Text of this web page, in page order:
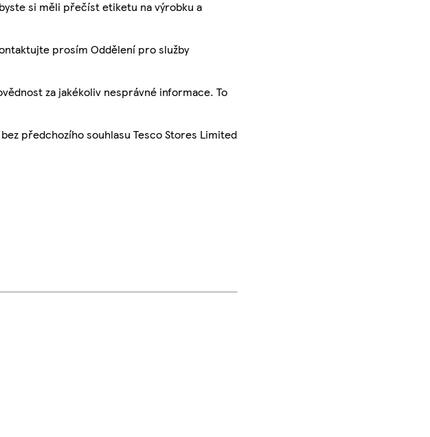
si měli přečíst etiketu na výrobku a
prosím Oddělení pro služby
za jakékoliv nesprávné informace. To
předchozího souhlasu Tesco Stores Limited